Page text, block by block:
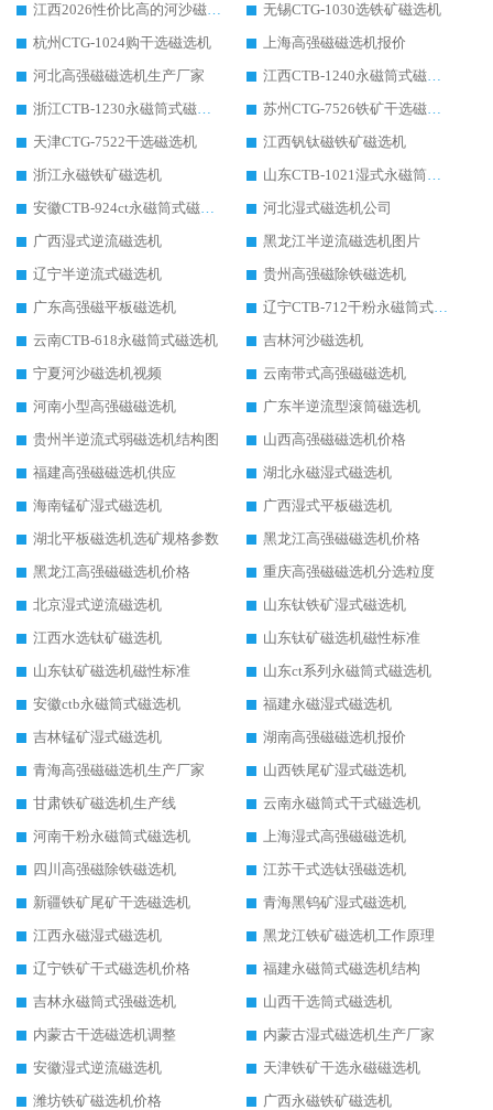
江西2026性价比高的河沙磁选机生产厂家工作原理(通俗 + 专业双版，适配产品文案/介绍使用)
无锡CTG-1030选铁矿磁选机
杭州CTG-1024购干选磁选机
上海高强磁磁选机报价
河北高强磁磁选机生产厂家
江西CTB-1240永磁筒式磁选机厂家
浙江CTB-1230永磁筒式磁选机生产厂家
苏州CTG-7526铁矿干选磁选机
天津CTG-7522干选磁选机
江西钒钛磁铁矿磁选机
浙江永磁铁矿磁选机
山东CTB-1021湿式永磁筒式磁选机
安徽CTB-924ct永磁筒式磁选机
河北湿式磁选机公司
广西湿式逆流磁选机
黑龙江半逆流磁选机图片
辽宁半逆流式磁选机
贵州高强磁除铁磁选机
广东高强磁平板磁选机
辽宁CTB-712干粉永磁筒式磁选机
云南CTB-618永磁筒式磁选机
吉林河沙磁选机
宁夏河沙磁选机视频
云南带式高强磁磁选机
河南小型高强磁磁选机
广东半逆流型滚筒磁选机
贵州半逆流式弱磁选机结构图
山西高强磁磁选机价格
福建高强磁磁选机供应
湖北永磁湿式磁选机
海南锰矿湿式磁选机
广西湿式平板磁选机
湖北平板磁选机选矿规格参数
黑龙江高强磁磁选机价格
黑龙江高强磁磁选机价格
重庆高强磁磁选机分选粒度
北京湿式逆流磁选机
山东钛铁矿湿式磁选机
江西水选钛矿磁选机
山东钛矿磁选机磁性标准
山东钛矿磁选机磁性标准
山东ct系列永磁筒式磁选机
安徽ctb永磁筒式磁选机
福建永磁湿式磁选机
吉林锰矿湿式磁选机
湖南高强磁磁选机报价
青海高强磁磁选机生产厂家
山西铁尾矿湿式磁选机
甘肃铁矿磁选机生产线
云南永磁筒式干式磁选机
河南干粉永磁筒式磁选机
上海湿式高强磁磁选机
四川高强磁除铁磁选机
江苏干式选钛强磁选机
新疆铁矿尾矿干选磁选机
青海黑钨矿湿式磁选机
江西永磁湿式磁选机
黑龙江铁矿磁选机工作原理
辽宁铁矿干式磁选机价格
福建永磁筒式磁选机结构
吉林永磁筒式强磁选机
山西干选筒式磁选机
内蒙古干选磁选机调整
内蒙古湿式磁选机生产厂家
安徽湿式逆流磁选机
天津铁矿干选永磁磁选机
潍坊铁矿磁选机价格
广西永磁铁矿磁选机